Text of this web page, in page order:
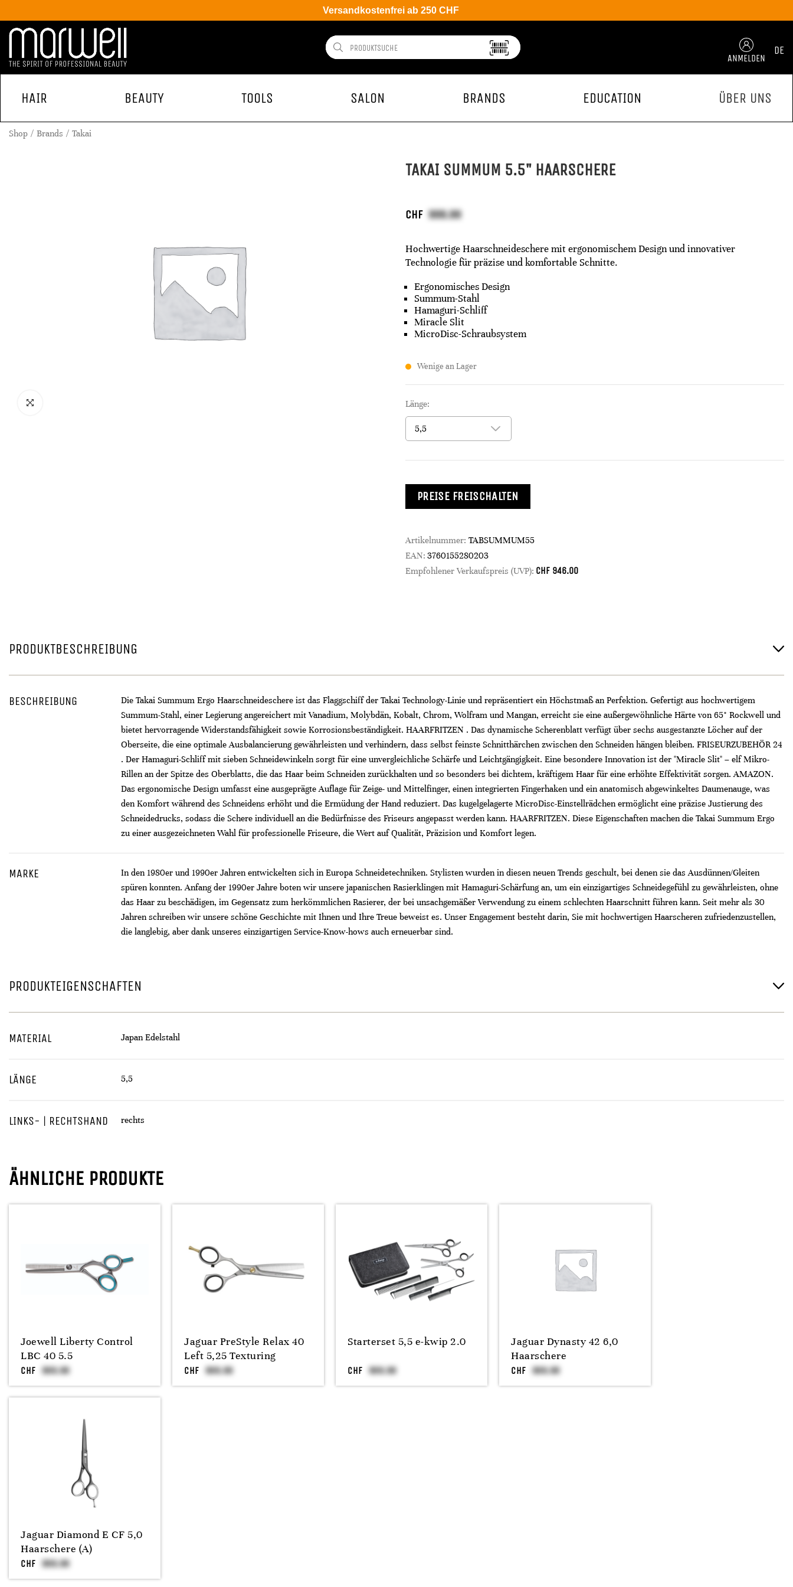
Versandkostenfrei ab 250 CHF
ANMELDEN
DE
HAIR BEAUTY TOOLS SALON BRANDS EDUCATION ÜBER UNS
Shop Brands Takai
TAKAI SUMMUM 5.5" HAARSCHERE
CHF
Hochwertige Haarschneideschere mit ergonomischem Design und innovativer
Technologie für präzise und komfortable Schnitte.
Ergonomisches Design
Summum-Stahl
Hamaguri-Schliff
Miracle Slit
MicroDisc-Schraubsystem
Wenige an Lager
Länge:
PREISE FREISCHALTEN
Artikelnummer: TABSUMMUM55
EAN: 3760155280203
Empfohlener Verkaufspreis (UVP): CHF 946.00
PRODUKTBESCHREIBUNG
BESCHREIBUNG
Die Takai Summum Ergo Haarschneideschere ist das Flaggschiff der Takai Technology-Linie und repräsentiert ein Höchstmaß an Perfektion. Gefertigt aus hochwertigem
Summum-Stahl, einer Legierung angereichert mit Vanadium, Molybdän, Kobalt, Chrom, Wolfram und Mangan, erreicht sie eine außergewöhnliche Härte von 65° Rockwell und
bietet hervorragende Widerstandsfähigkeit sowie Korrosionsbeständigkeit. HAARFRITZEN . Das dynamische Scherenblatt verfügt über sechs ausgestanzte Löcher auf der
Oberseite, die eine optimale Ausbalancierung gewährleisten und verhindern, dass selbst feinste Schnitthärchen zwischen den Schneiden hängen bleiben. FRISEURZUBEHÖR 24
. Der Hamaguri-Schliff mit sieben Schneidewinkeln sorgt für eine unvergleichliche Schärfe und Leichtgängigkeit. Eine besondere Innovation ist der "Miracle Slit" – elf Mikro-
Rillen an der Spitze des Oberblatts, die das Haar beim Schneiden zurückhalten und so besonders bei dichtem, kräftigem Haar für eine erhöhte Effektivität sorgen. AMAZON.
Das ergonomische Design umfasst eine ausgeprägte Auflage für Zeige- und Mittelfinger, einen integrierten Fingerhaken und ein anatomisch abgewinkeltes Daumenauge, was
den Komfort während des Schneidens erhöht und die Ermüdung der Hand reduziert. Das kugelgelagerte MicroDisc-Einstellrädchen ermöglicht eine präzise Justierung des
Schneidedrucks, sodass die Schere individuell an die Bedürfnisse des Friseurs angepasst werden kann. HAARFRITZEN. Diese Eigenschaften machen die Takai Summum Ergo
zu einer ausgezeichneten Wahl für professionelle Friseure, die Wert auf Qualität, Präzision und Komfort legen.
MARKE
In den 1980er und 1990er Jahren entwickelten sich in Europa Schneidetechniken. Stylisten wurden in diesen neuen Trends geschult, bei denen sie das Ausdünnen/Gleiten
spüren konnten. Anfang der 1990er Jahre boten wir unsere japanischen Rasierklingen mit Hamaguri-Schärfung an, um ein einzigartiges Schneidegefühl zu gewährleisten, ohne
das Haar zu beschädigen, im Gegensatz zum herkömmlichen Rasierer, der bei unsachgemäßer Verwendung zu einem schlechten Haarschnitt führen kann. Seit mehr als 30
Jahren schreiben wir unsere schöne Geschichte mit Ihnen und Ihre Treue beweist es. Unser Engagement besteht darin, Sie mit hochwertigen Haarscheren zufriedenzustellen,
die langlebig, aber dank unseres einzigartigen Service-Know-hows auch erneuerbar sind.
PRODUKTEIGENSCHAFTEN
MATERIAL Japan Edelstahl
LÄNGE 5,5
LINKS- | RECHTSHAND rechts
ÄHNLICHE PRODUKTE
Joewell Liberty Control
LBC 40 5.5
CHF
Jaguar PreStyle Relax 40
Left 5,25 Texturing
CHF
Starterset 5,5 e-kwip 2.0
CHF
Jaguar Dynasty 42 6,0
Haarschere
CHF
Jaguar Diamond E CF 5,0
Haarschere (A)
CHF